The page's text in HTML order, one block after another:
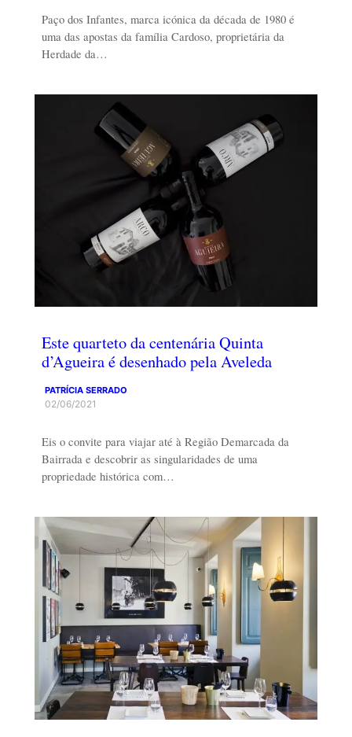
Paço dos Infantes, marca icónica da década de 1980 é
uma das apostas da família Cardoso, proprietária da
Herdade da…
Este quarteto da centenária Quinta
d’Agueira é desenhado pela Aveleda
PATRÍCIA SERRADO
02/06/2021
Eis o convite para viajar até à Região Demarcada da
Bairrada e descobrir as singularidades de uma
propriedade histórica com…